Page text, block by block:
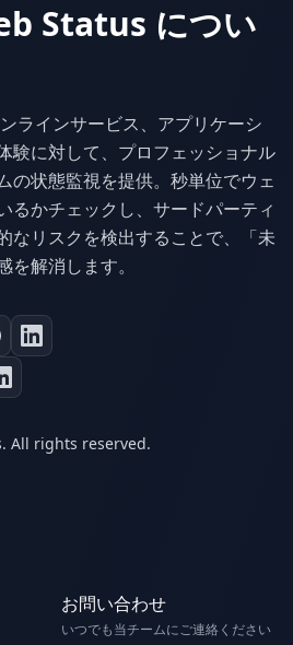
Status につい
ラインサービス、アプリケーシ
験に対して、プロフェッショナル
の状態監視を提供。秒単位でウェ
るかチェックし、サードパーティ
なリスクを検出することで、「未
解消します。
All rights reserved.
お問い合わせ
いつでも当チームにご連絡ください